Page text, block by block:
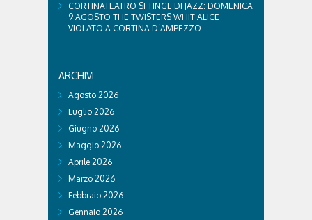
CORTINATEATRO SI TINGE DI JAZZ: DOMENICA
9 AGOSTO THE TWISTERS WHIT ALICE
VIOLATO A CORTINA D’AMPEZZO
ARCHIVI
Agosto 2026
Luglio 2026
Giugno 2026
Maggio 2026
Aprile 2026
Marzo 2026
Febbraio 2026
Gennaio 2026